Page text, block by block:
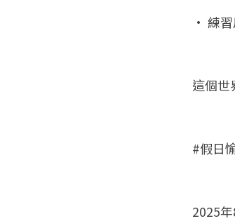
• 練
這個世
#假日
2025